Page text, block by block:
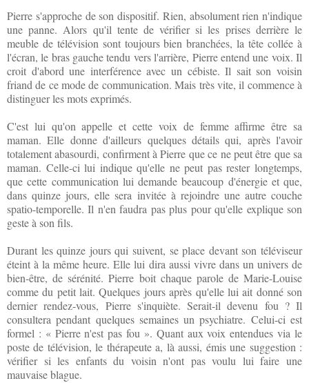
Pierre s'approche de son dispositif. Rien, absolument rien n'indique
une panne. Alors qu'il tente de vérifier si les prises derrière le
meuble de télévision sont toujours bien branchées, la tête collée à
l'écran, le bras gauche tendu vers l'arrière, Pierre entend une voix. Il
croit d'abord une interférence avec un cébiste. Il sait son voisin
friand de ce mode de communication. Mais très vite, il commence à
distinguer les mots exprimés.
C'est lui qu'on appelle et cette voix de femme affirme être sa
maman. Elle donne d'ailleurs quelques détails qui, après l'avoir
totalement abasourdi, confirment à Pierre que ce ne peut être que sa
maman. Celle-ci lui indique qu'elle ne peut pas rester longtemps,
que cette communication lui demande beaucoup d'énergie et que,
dans quinze jours, elle sera invitée à rejoindre une autre couche
spatio-temporelle. Il n'en faudra pas plus pour qu'elle explique son
geste à son fils.
Durant les quinze jours qui suivent, se place devant son téléviseur
éteint à la même heure. Elle lui dira aussi vivre dans un univers de
bien-être, de sérénité. Pierre boit chaque parole de Marie-Louise
comme du petit lait. Quelques jours après qu'elle lui ait donné son
dernier rendez-vous, Pierre s'inquiète. Serait-il devenu fou ? Il
consultera pendant quelques semaines un psychiatre. Celui-ci est
formel : « Pierre n'est pas fou ». Quant aux voix entendues via le
poste de télévision, le thérapeute a, là aussi, émis une suggestion :
vérifier si les enfants du voisin n'ont pas voulu lui faire une
mauvaise blague.